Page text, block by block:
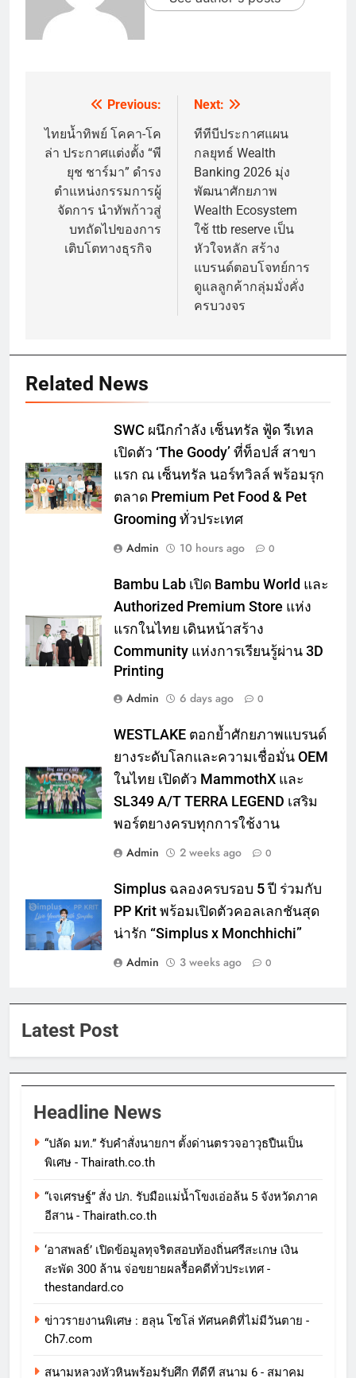
navigation
Previous:
ไทยน้ำทิพย์ โคคา-โค
ล่า ประกาศแต่งตั้ง “พี
ยุช ชาร์มา” ดำรง
ตำแหน่งกรรมการผู้
จัดการ นำทัพก้าวสู่
บทถัดไปของการ
เติบโตทางธุรกิจ
Next:
ทีทีบีประกาศแผน
กลยุทธ์ Wealth
Banking 2026 มุ่ง
พัฒนาศักยภาพ
Wealth Ecosystem
ใช้ ttb reserve เป็น
หัวใจหลัก สร้าง
แบรนด์ตอบโจทย์การ
ดูแลลูกค้ากลุ่มมั่งคั่ง
ครบวงจร
Related News
SWC ผนึกกำลัง เซ็นทรัล ฟู้ด รีเทล
เปิดตัว ‘The Goody’ ที่ท็อปส์ สาขา
แรก ณ เซ็นทรัล นอร์ทวิลล์ พร้อมรุก
ตลาด Premium Pet Food & Pet
Grooming ทั่วประเทศ
Admin
10 hours ago 0
Bambu Lab เปิด Bambu World และ
Authorized Premium Store แห่ง
แรกในไทย เดินหน้าสร้าง
Community แห่งการเรียนรู้ผ่าน 3D
Printing
Admin
6 days ago 0
WESTLAKE ตอกย้ำศักยภาพแบรนด์
ยางระดับโลกและความเชื่อมั่น OEM
ในไทย เปิดตัว MammothX และ
SL349 A/T TERRA LEGEND เสริม
พอร์ตยางครบทุกการใช้งาน
Admin
2 weeks ago 0
Simplus ฉลองครบรอบ 5 ปี ร่วมกับ
PP Krit พร้อมเปิดตัวคอลเลกชันสุด
น่ารัก “Simplus x Monchhichi”
Admin
3 weeks ago 0
Latest Post
Headline News
“ปลัด มท.” รับคำสั่งนายกฯ ตั้งด่านตรวจอาวุธปืนเป็น
พิเศษ - Thairath.co.th
“เจเศรษฐ์” สั่ง ปภ. รับมือแม่น้ำโขงเอ่อล้น 5 จังหวัดภาค
อีสาน - Thairath.co.th
‘อาสพลธ์’ เปิดข้อมูลทุจริตสอบท้องถิ่นศรีสะเกษ เงิน
สะพัด 300 ล้าน จ่อขยายผลรื้อคดีทั่วประเทศ -
thestandard.co
ข่าวรายงานพิเศษ : ฮลุน โซโล่ ทัศนคติที่ไม่มีวันตาย -
Ch7.com
สนามหลวงหัวหินพร้อมรับศึก ทีดีที สนาม 6 - สมาคม